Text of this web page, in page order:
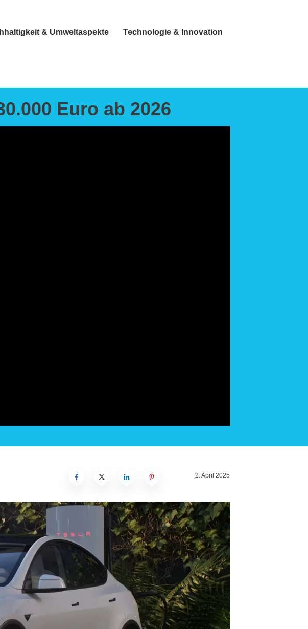
& Umweltaspekte Technologie & Innovation
Euro ab 2026
2. April 2025